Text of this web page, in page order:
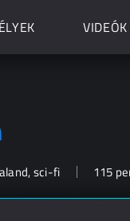
VIDEÓK
sci-fi 115